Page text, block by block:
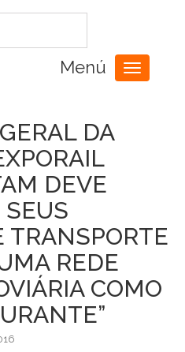
Menú
Toggle
navigation
DA
DEVE
SEUS
TRANSPORTE
REDE
COMO